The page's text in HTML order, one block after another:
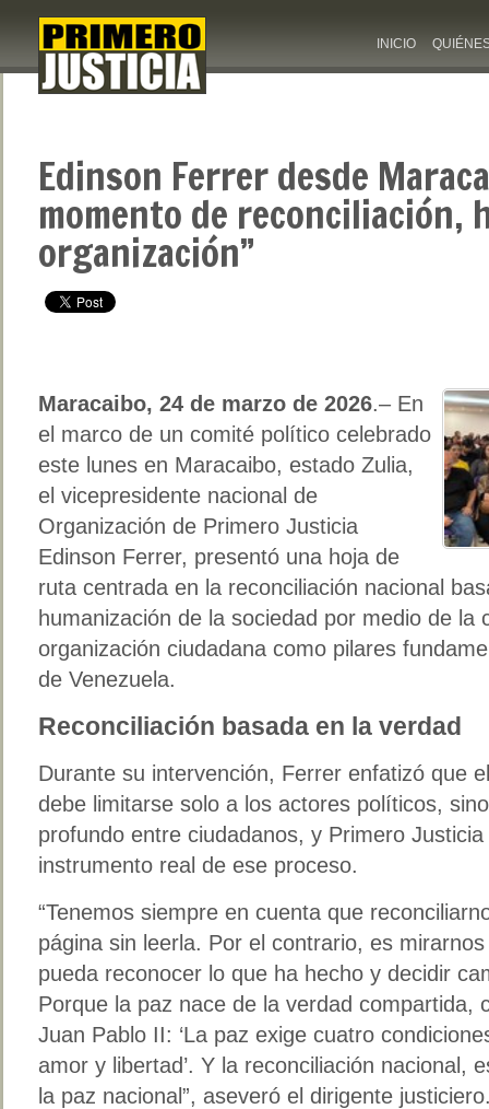
INICIO
Edinson Ferrer desde
momento de reconciliación,
organización”
Maracaibo, 24 de marzo de 2026.– En
el marco de un comité político celebrado
este lunes en Maracaibo, estado Zulia,
el vicepresidente nacional de
Organización de Primero Justicia
Edinson Ferrer, presentó una hoja de
ruta centrada en la reconciliación nacional
humanización de la sociedad por medio de la
organización ciudadana como pilares
de Venezuela.
Reconciliación basada en la verdad
Durante su intervención, Ferrer enfatizó que
debe limitarse solo a los actores políticos,
profundo entre ciudadanos, y Primero
instrumento real de ese proceso.
“Tenemos siempre en cuenta que
página sin leerla. Por el contrario, es
pueda reconocer lo que ha hecho y decidir
Porque la paz nace de la verdad compartida,
Juan Pablo II: ‘La paz exige cuatro
amor y libertad’. Y la reconciliación nacional,
la paz nacional”, aseveró el dirigente